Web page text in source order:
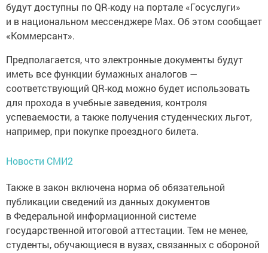
будут доступны по QR-коду на портале «Госуслуги»
и в национальном мессенджере Max. Об этом сообщает
«Коммерсант».
Предполагается, что электронные документы будут
иметь все функции бумажных аналогов —
соответствующий QR-код можно будет использовать
для прохода в учебные заведения, контроля
успеваемости, а также получения студенческих льгот,
например, при покупке проездного билета.
Новости СМИ2
Также в закон включена норма об обязательной
публикации сведений из данных документов
в Федеральной информационной системе
государственной итоговой аттестации. Тем не менее,
студенты, обучающиеся в вузах, связанных с обороной